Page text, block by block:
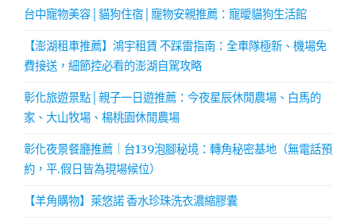
台中寵物美容│貓狗住宿│寵物安親推薦：寵曖貓狗生活館
【澎湖租車推薦】鴻宇租賃 不踩雷指南：全車隊極新、機場免
費接送，細節控必看的澎湖自駕攻略
彰化旅遊景點│親子一日遊推薦：今夜星辰休閒農場、白馬的
家、大山牧場、楊桃園休閒農場
彰化夜景餐廳推薦｜台139泡腳秘境：轉角秘密基地（無電話預
約，平.假日皆為現場候位）
【羊角購物】萊悠諾 香水珍珠洗衣濃縮膠囊